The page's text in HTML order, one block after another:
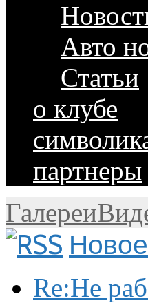
Авто
Статьи
о клубе
партнеры
Галереи
Re:Не